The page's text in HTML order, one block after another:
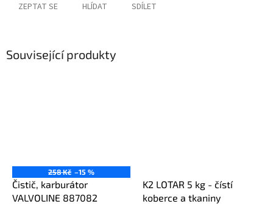
ZEPTAT SE HLÍDAT SDÍLET
Související produkty
258 Kč –15 %
Čistič, karburátor
VALVOLINE 887082
K2 LOTAR 5 kg - čístí
koberce a tkaniny